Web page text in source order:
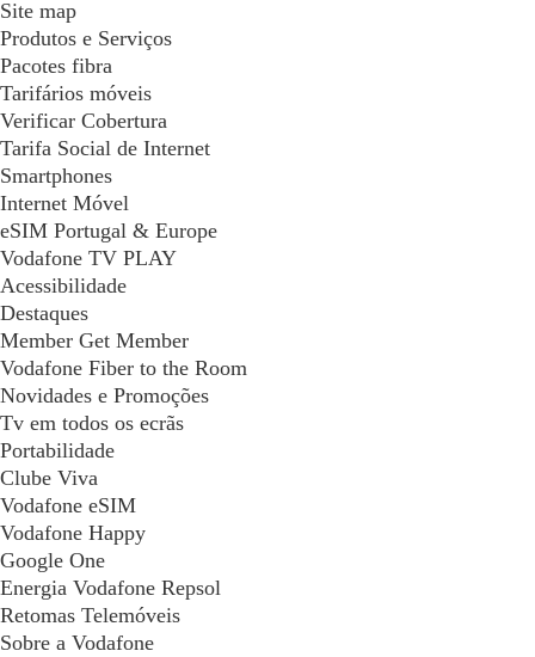
Site map
Produtos e Serviços
Pacotes fibra
Tarifários móveis
Verificar Cobertura
Tarifa Social de Internet
Smartphones
Internet Móvel
eSIM Portugal & Europe
Vodafone TV PLAY
Acessibilidade
Destaques
Member Get Member
Vodafone Fiber to the Room
Novidades e Promoções
Tv em todos os ecrãs
Portabilidade
Clube Viva
Vodafone eSIM
Vodafone Happy
Google One
Energia Vodafone Repsol
Retomas Telemóveis
Sobre a Vodafone